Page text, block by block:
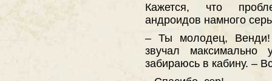
Кажется, что
андроидов намного
– Ты молодец,
звучал максимально
забираюсь в кабину. –